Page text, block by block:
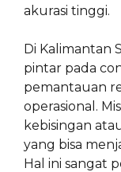
akurasi tinggi.
Di Kalimantan
pintar pada
pemantauan
operasional.
kebisingan
yang bisa
Hal ini sangat